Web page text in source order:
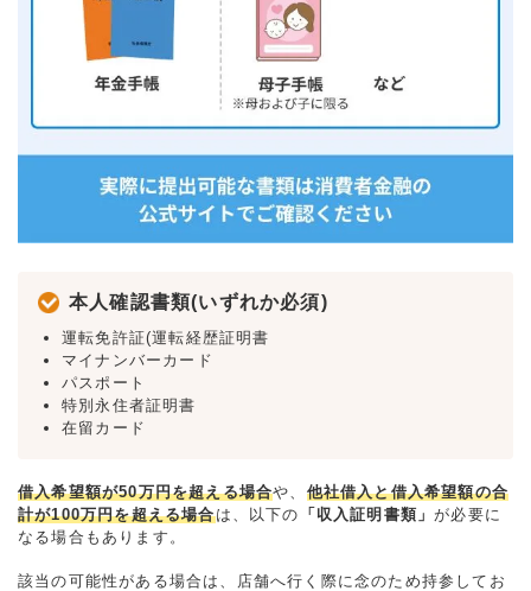
本人確認書類(いずれか必須)
運転免許証(運転経歴証明書
マイナンバーカード
パスポート
特別永住者証明書
在留カード
借入希望額が50万円を超える場合や、 他社借入と借入希望額の合
計が100万円を超える場合は、以下の 「収入証明書類」が必要に
なる場合もあります。
該当の可能性がある場合は、店舗へ行く際に念のため持参してお